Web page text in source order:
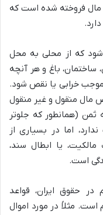
فروخته شده است که
شود که از محلی به محل
ساختمان، باغ و هر آنچه
خرابی یا نقص شود.
مال منقول و غیر منقول
ثمن (همانطور که جلوتر
اما در بسیاری از
مالکیت، یا ابطال سند،
است.
حقوق ایران، قواعد
است. مثلاً در مورد اموال